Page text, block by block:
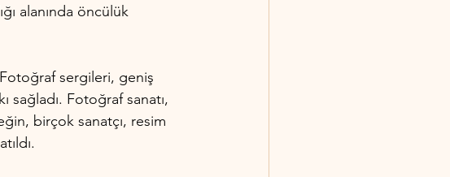
alanında öncülük
sergileri, geniş
sağladı. Fotoğraf sanatı,
birçok sanatçı, resim